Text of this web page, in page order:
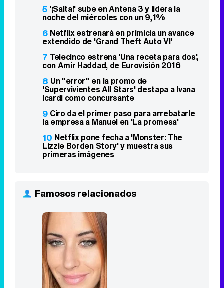
5 '¡Salta!' sube en Antena 3 y lidera la
noche del miércoles con un 9,1%
6 Netflix estrenará en primicia un avance
extendido de 'Grand Theft Auto VI'
7 Telecinco estrena 'Una receta para dos',
con Amir Haddad, de Eurovisión 2016
8 Un "error" en la promo de
'Supervivientes All Stars' destapa a Ivana
Icardi como concursante
9 Ciro da el primer paso para arrebatarle
la empresa a Manuel en 'La promesa'
10 Netflix pone fecha a 'Monster: The
Lizzie Borden Story' y muestra sus
primeras imágenes
Famosos relacionados